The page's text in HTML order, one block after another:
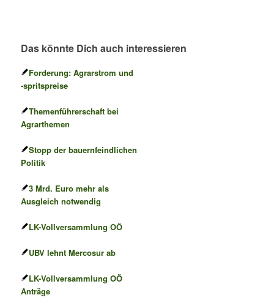
Das könnte Dich auch interessieren
Forderung: Agrarstrom und
-spritspreise
Themenführerschaft bei
Agrarthemen
Stopp der bauernfeindlichen
Politik
3 Mrd. Euro mehr als
Ausgleich notwendig
LK-Vollversammlung OÖ
UBV lehnt Mercosur ab
LK-Vollversammlung OÖ
Anträge